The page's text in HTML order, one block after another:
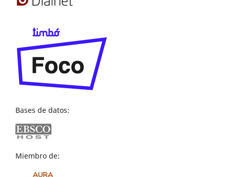
Bases de datos:
Miembro de: